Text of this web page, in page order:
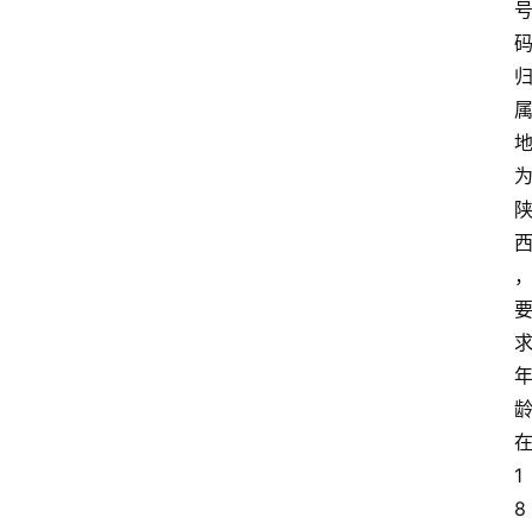
号
码
归
属
地
为
陕
西
，
要
求
年
龄
在
1
8